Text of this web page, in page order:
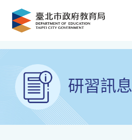
跳到主要內容
研習訊息